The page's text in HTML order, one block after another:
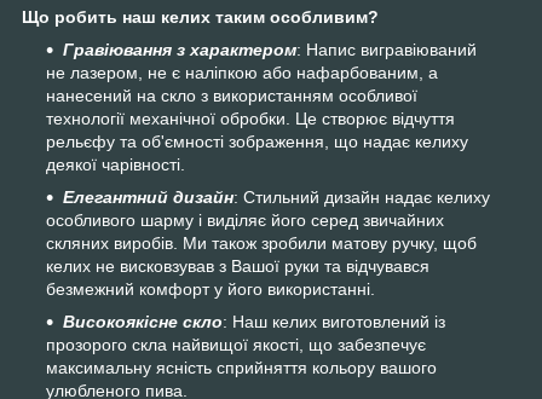
Що робить наш келих таким особливим?
Гравіювання з характером: Напис вигравіюваний
не лазером, не є наліпкою або нафарбованим, а
нанесений на скло з використанням особливої
технології механічної обробки. Це створює відчуття
рельєфу та об'ємності зображення, що надає келиху
деякої чарівності.
Елегантний дизайн: Стильний дизайн надає келиху
особливого шарму і виділяє його серед звичайних
скляних виробів. Ми також зробили матову ручку, щоб
келих не висковзував з Вашої руки та відчувався
безмежний комфорт у його використанні.
Високоякісне скло: Наш келих виготовлений із
прозорого скла найвищої якості, що забезпечує
максимальну ясність сприйняття кольору вашого
улюбленого пива.